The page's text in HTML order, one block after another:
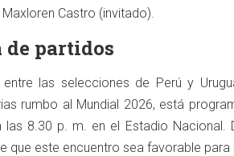
Maxloren Castro (invitado).
de partidos
las selecciones de Perú y
rumbo al Mundial 2026, está
las 8.30 p. m. en el Estadio Nacional.
que este encuentro sea favorable